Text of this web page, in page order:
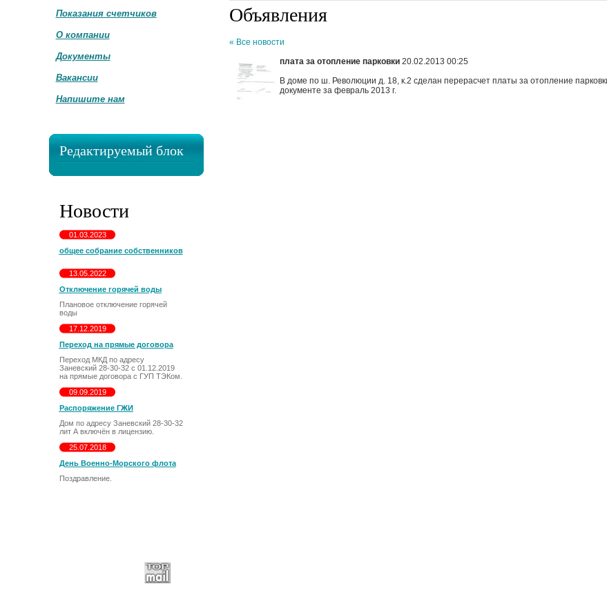
Показания счетчиков
О компании
Документы
Вакансии
Напишите нам
Редактируемый блок
Новости
01.03.2023
общее собрание собственников
13.05.2022
Отключение горячей воды
Плановое отключение горячей
воды
17.12.2019
Переход на прямые договора
Переход МКД по адресу
Заневский 28-30-32 с 01.12.2019
на прямые договора с ГУП ТЭКом.
09.09.2019
Распоряжение ГЖИ
Дом по адресу Заневский 28-30-32
лит А включён в лицензию.
25.07.2018
День Военно-Морского флота
Поздравление.
Объявления
« Все новости
плата за отопление парковки20.02.2013 00:25
В доме по ш. Революции д. 18, к.2 сделан перерасчет платы за отопление
документе за февраль 2013 г.